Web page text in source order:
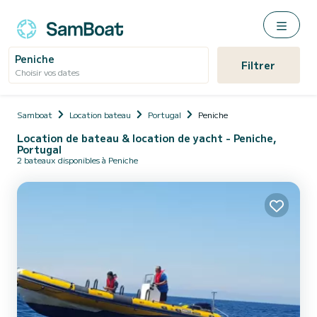
Peniche
Choisir vos dates Filtrer
Samboat Location bateau Portugal Peniche
Location de bateau & location de yacht - Peniche,
Portugal
2 bateaux disponibles à Peniche